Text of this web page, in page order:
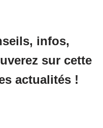
infos,
sur cette
actualités !